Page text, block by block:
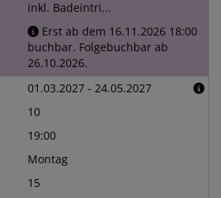
inkl. Badeintri...
Erst ab dem 16.11.2026 18:00
buchbar. Folgebuchbar ab
26.10.2026.
01.03.2027 - 24.05.2027
10
19:00
Montag
15